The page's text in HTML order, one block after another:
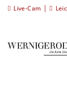
Live-Cam |